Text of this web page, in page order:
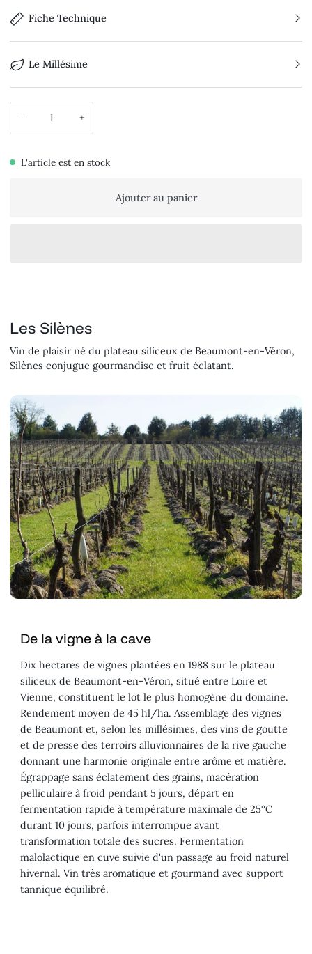
Fiche Technique
Le Millésime
− +
L'article est en stock
Ajouter au panier
Les Silènes
Vin de plaisir né du plateau siliceux de Beaumont-en-Véron,
Silènes conjugue gourmandise et fruit éclatant.
De la vigne à la cave
Dix hectares de vignes plantées en 1988 sur le plateau
siliceux de Beaumont-en-Véron, situé entre Loire et
Vienne, constituent le lot le plus homogène du domaine.
Rendement moyen de 45 hl/ha. Assemblage des vignes
de Beaumont et, selon les millésimes, des vins de goutte
et de presse des terroirs alluvionnaires de la rive gauche
donnant une harmonie originale entre arôme et matière.
Égrappage sans éclatement des grains, macération
pelliculaire à froid pendant 5 jours, départ en
fermentation rapide à température maximale de 25°C
durant 10 jours, parfois interrompue avant
transformation totale des sucres. Fermentation
malolactique en cuve suivie d'un passage au froid naturel
hivernal. Vin très aromatique et gourmand avec support
tannique équilibré.